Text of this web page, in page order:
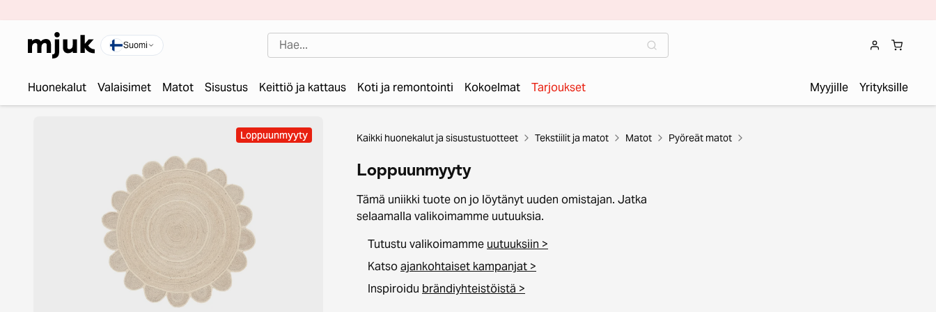
Suomi
Huonekalut Valaisimet Matot Sisustus Keittiö ja kattaus Koti ja remontointi Kokoelmat Tarjoukset Myyjille Yrityksille
Loppuunmyyty Kaikki huonekalut ja sisustustuotteet Tekstiilit ja matot Matot Pyöreät matot
Loppuunmyyty
Tämä uniikki tuote on jo löytänyt uuden omistajan. Jatka
selaamalla valikoimamme uutuuksia.
Tutustu valikoimamme uutuuksiin >
Katsoajankohtaiset kampanjat >
Inspiroidu brändiyhteistöistä >